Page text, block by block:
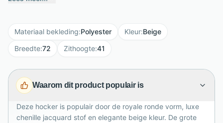
genoeg als voetenbank, extra zitplek of stijlvol accent
in de woonkamer of slaapkamer. De grote ronde
verfijnde, stoere uitstraling. Dankzij de combinatie van
polyester en rubberhout voelt dit meubel stevig,
Materiaal bekleding:Polyester Kleur:Beige
Breedte:72 Zithoogte:41
Waarom dit product populair is
Deze hocker is populair door de royale ronde vorm, luxe
chenille jacquard stof en elegante beige kleur. De grote